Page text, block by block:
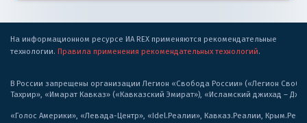
На информационном ресурсе ИА REX применяются рекомендательные
технологии. Правила применения рекомендательных технологий.
В России запрещены организации Легион «Свобода России» («Легион
Тахрир», «Имарат Кавказ» («Кавказский Эмират»), «Исламский джихад –
«Голос Америки», «Левада-Центр», «Idel.Реалии», Кавказ.Реалии,